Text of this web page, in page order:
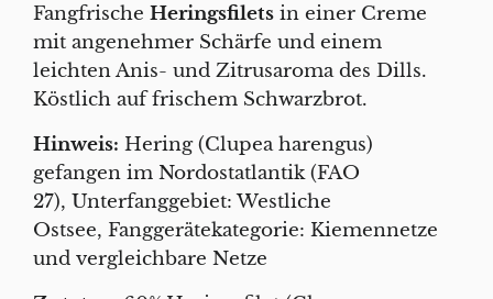
Fangfrische Heringsfilets in einer Creme
mit angenehmer Schärfe und einem
leichten Anis- und Zitrusaroma des Dills.
Köstlich auf frischem Schwarzbrot.
Hinweis: Hering (Clupea harengus)
gefangen im Nordostatlantik (FAO
27), Unterfanggebiet: Westliche
Ostsee, Fanggerätekategorie: Kiemennetze
und vergleichbare Netze